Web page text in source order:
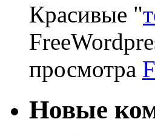
Красивые "
просмотра
Новые